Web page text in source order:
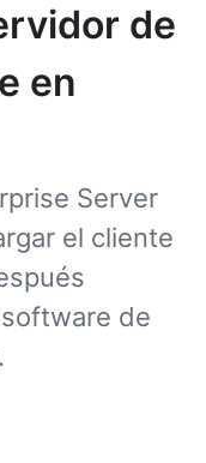
de
en
Server
el cliente
de